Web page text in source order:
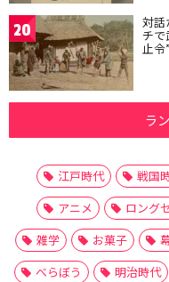
20 対話
チ
止令
ラ
江戸時代 戦国
アニメ
ロング
雑学
お菓子
べらぼう
明治時代